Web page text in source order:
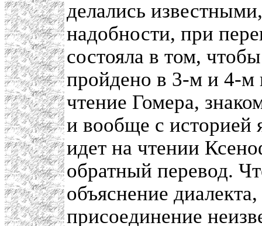
делались
надобности, при
состояла в том,
пройдено в 3-м и 4-м
чтение Гомера,
и вообще с историей
идет на чтении
обратный перевод.
объяснение
присоединение